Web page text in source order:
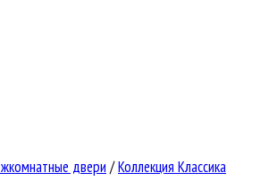
двери /Коллекция Классика